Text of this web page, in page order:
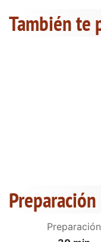
También te
Preparación
Preparación